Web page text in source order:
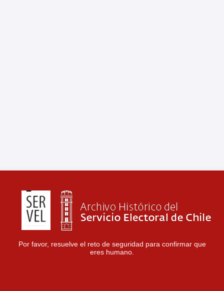
Por favor, resuelve el reto de seguridad para confirmar que
eres humano.